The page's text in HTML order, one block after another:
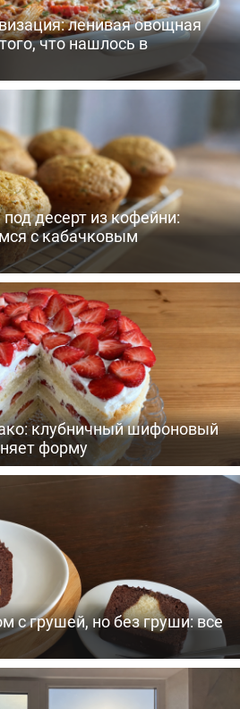
ленивая овощная
что нашлось в
десерт из кофейни:
с кабачковым
клубничный шифоновый
форму
с грушей, но без груши: все